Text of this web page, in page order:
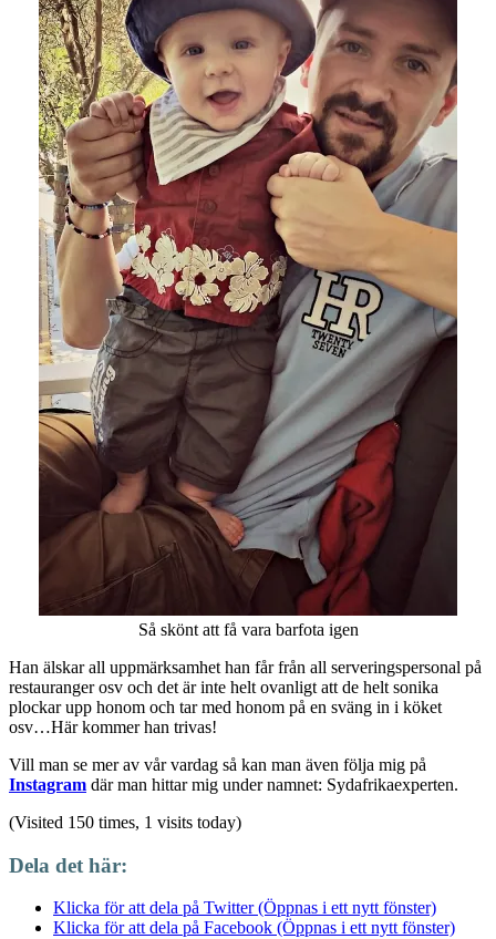
Så skönt att få vara barfota igen
Han älskar all uppmärksamhet han får från all serveringspersonal på
restauranger osv och det är inte helt ovanligt att de helt sonika
plockar upp honom och tar med honom på en sväng in i köket
osv…Här kommer han trivas!
Vill man se mer av vår vardag så kan man även följa mig på
Instagram där man hittar mig under namnet: Sydafrikaexperten.
(Visited 150 times, 1 visits today)
Dela det här:
Klicka för att dela på Twitter (Öppnas i ett nytt fönster)
Klicka för att dela på Facebook (Öppnas i ett nytt fönster)